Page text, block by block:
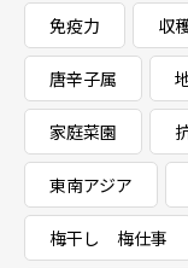
免疫力 収
唐辛子属
家庭菜園
東南アジア
梅干し 梅仕事